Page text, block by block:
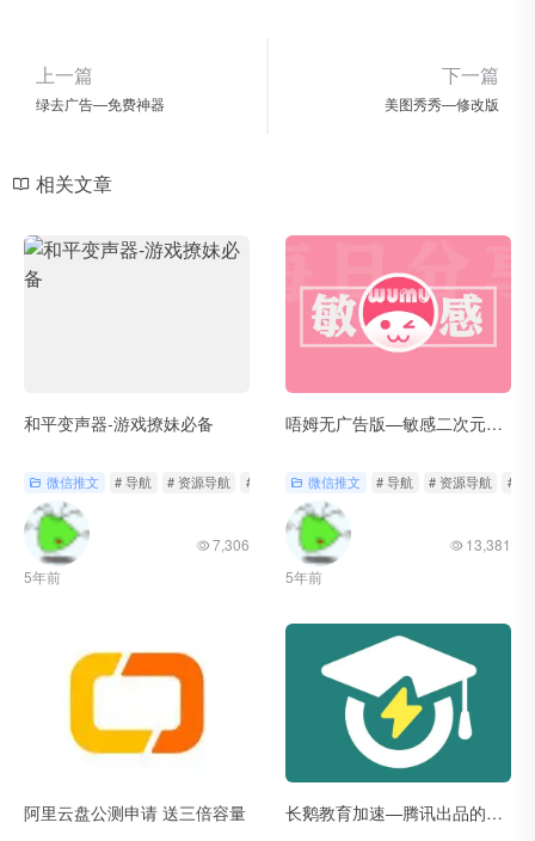
上一篇
绿去广告—免费神器
下一篇
美图秀秀—修改版
相关文章
和平变声器-游戏撩妹必备
微信推文 # 导航 # 资源导航 # 轻工具
5年前
7,306
唔姆无广告版—敏感二次元图片
微信推文 # 导航 # 资源导航 # 轻
5年前
13,381
阿里云盘公测申请 送三倍容量 长鹅教育加速—腾讯出品的免费VPN